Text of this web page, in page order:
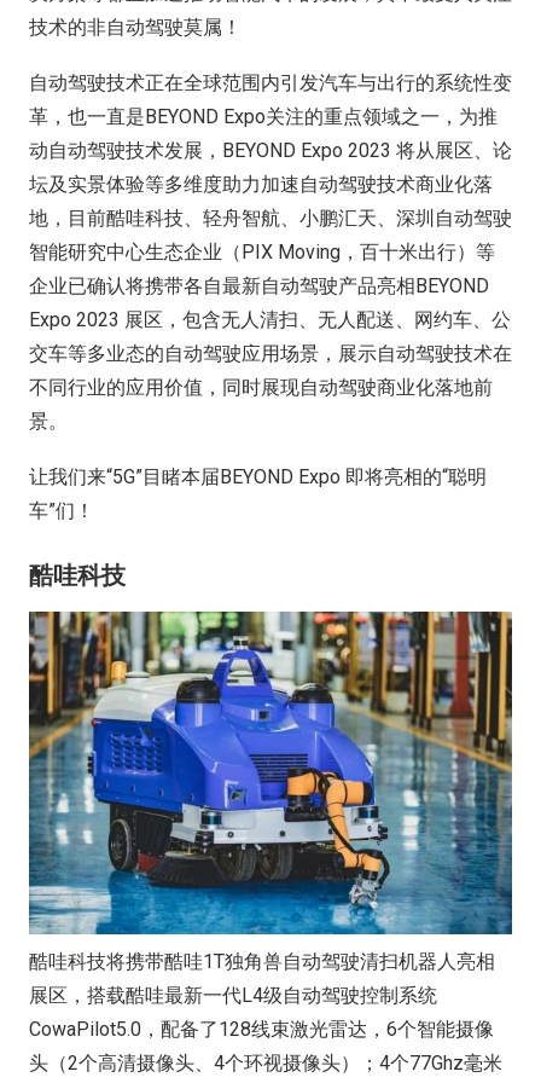
技术的非自动驾驶莫属！
自动驾驶技术正在全球范围内引发汽车与出行的系统性变
革，也一直是BEYOND Expo关注的重点领域之一，为推
动自动驾驶技术发展，BEYOND Expo 2023 将从展区、论
坛及实景体验等多维度助力加速自动驾驶技术商业化落
地，目前酷哇科技、轻舟智航、小鹏汇天、深圳自动驾驶
智能研究中心生态企业（PIX Moving，百十米出行）等
企业已确认将携带各自最新自动驾驶产品亮相BEYOND
Expo 2023 展区，包含无人清扫、无人配送、网约车、公
交车等多业态的自动驾驶应用场景，展示自动驾驶技术在
不同行业的应用价值，同时展现自动驾驶商业化落地前
景。
让我们来“5G”目睹本届BEYOND Expo 即将亮相的“聪明
车”们！
酷哇科技
酷哇科技将携带酷哇1T独角兽自动驾驶清扫机器人亮相
展区，搭载酷哇最新一代L4级自动驾驶控制系统
CowaPilot5.0，配备了128线束激光雷达，6个智能摄像
头（2个高清摄像头、4个环视摄像头）；4个77Ghz毫米